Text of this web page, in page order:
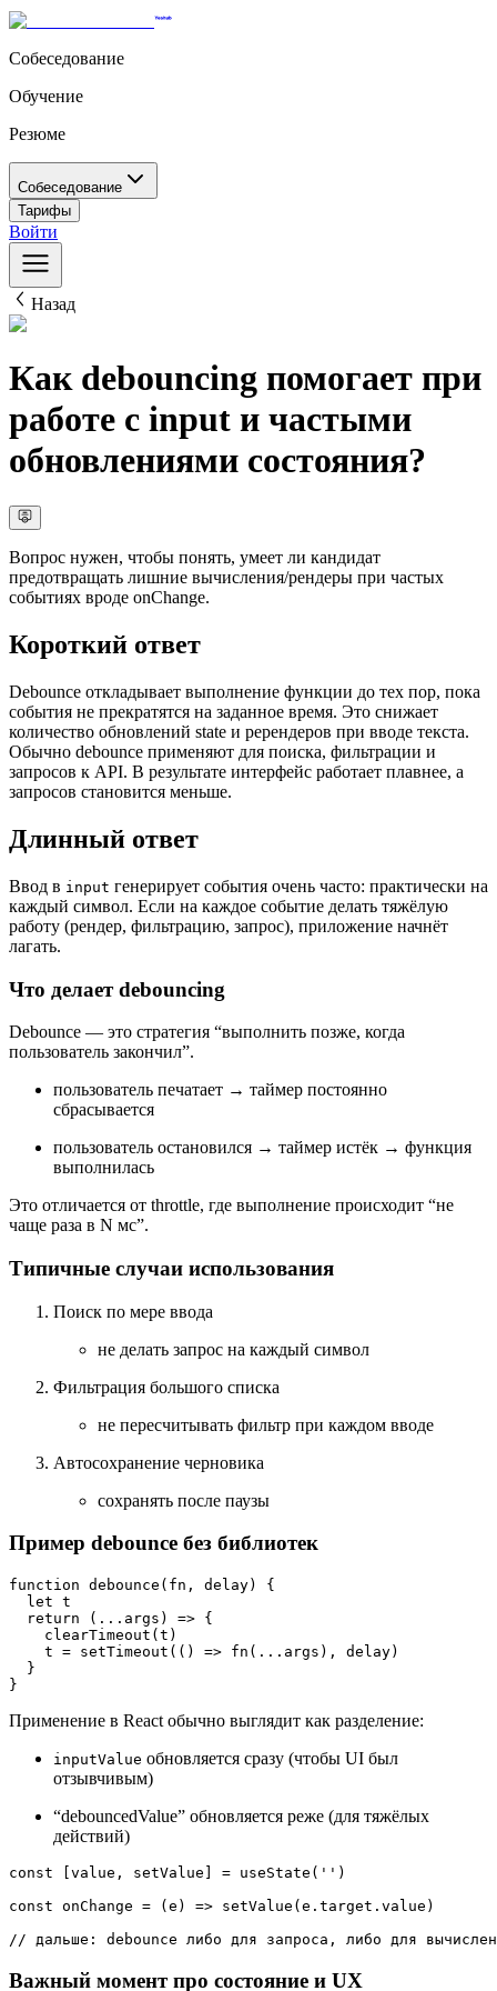
Собеседование
Обучение
Резюме
Собеседование
Тарифы
Войти
Назад
Как debouncing помогает при
работе с input и частыми
обновлениями состояния?
Вопрос нужен, чтобы понять, умеет ли кандидат
предотвращать лишние вычисления/рендеры при частых
событиях вроде onChange.
Короткий ответ
Debounce откладывает выполнение функции до тех пор, пока
события не прекратятся на заданное время. Это снижает
количество обновлений state и ререндеров при вводе текста.
Обычно debounce применяют для поиска, фильтрации и
запросов к API. В результате интерфейс работает плавнее, а
запросов становится меньше.
Длинный ответ
Ввод в input генерирует события очень часто: практически на
каждый символ. Если на каждое событие делать тяжёлую
работу (рендер, фильтрацию, запрос), приложение начнёт
лагать.
Что делает debouncing
Debounce — это стратегия “выполнить позже, когда
пользователь закончил”.
пользователь печатает → таймер постоянно
сбрасывается
пользователь остановился → таймер истёк → функция
выполнилась
Это отличается от throttle, где выполнение происходит “не
чаще раза в N мс”.
Типичные случаи использования
Поиск по мере ввода
не делать запрос на каждый символ
Фильтрация большого списка
не пересчитывать фильтр при каждом вводе
Автосохранение черновика
сохранять после паузы
Пример debounce без библиотек
function debounce ( fn, delay) {
let t
return
( ...args ) => {
clearTimeout (t)
    t =
setTimeout ( () => fn (...args), delay)
  }
Применение в React обычно выглядит как разделение:
inputValue обновляется сразу (чтобы UI был
отзывчивым)
“debouncedValue” обновляется реже (для тяжёлых
действий)
const [value, setValue] = useState ( '' )
const onChange = ( e ) => setValue (e. target . value )
// дальше: debounce либо для запроса, либо для
Важный момент про состояние и UX